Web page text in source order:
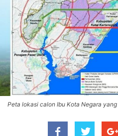
Peta lokasi calon Ibu Kota Negara